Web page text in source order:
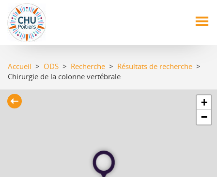
Aller
au
contenu
principal
Accueil > ODS > Recherche > Résultats de recherche >
Chirurgie de la colonne vertébrale
+
−